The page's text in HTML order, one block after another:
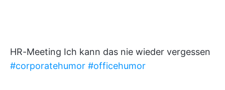
HR-Meeting Ich kann das nie wieder vergessen
#corporatehumor #officehumor